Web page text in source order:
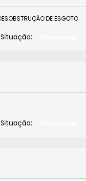
DE ESGOTO
Situação:
Situação: